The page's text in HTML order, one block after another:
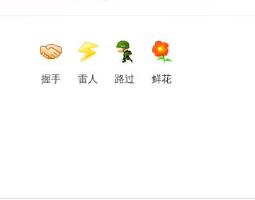
握手 雷人 路过 鲜花